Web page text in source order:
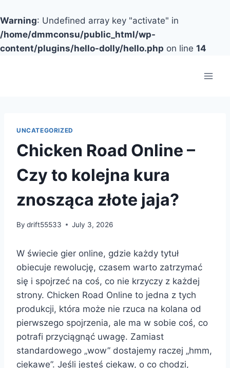
Warning: Undefined array key "activate" in
/home/dmmconsu/public_html/wp-
content/plugins/hello-dolly/hello.php on line 14
UNCATEGORIZED
Chicken Road Online –
Czy to kolejna kura
znosząca złote jaja?
By drift55533 July 3, 2026
W świecie gier online, gdzie każdy tytuł
obiecuje rewolucję, czasem warto zatrzymać
się i spojrzeć na coś, co nie krzyczy z każdej
strony. Chicken Road Online to jedna z tych
produkcji, która może nie rzuca na kolana od
pierwszego spojrzenia, ale ma w sobie coś, co
potrafi przyciągnąć uwagę. Zamiast
standardowego „wow” dostajemy raczej „hmm,
ciekawe”. Jeśli jesteś ciekaw, o co chodzi,